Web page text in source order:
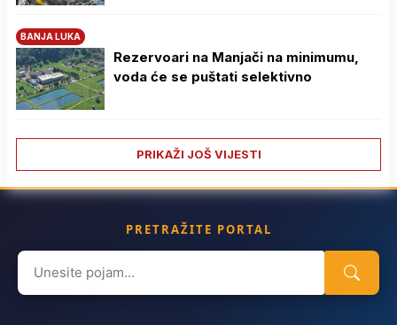
BANJA LUKA
Rezervoari na Manjači na minimumu,
voda će se puštati selektivno
PRIKAŽI JOŠ VIJESTI
PRETRAŽITE PORTAL
Search
for: